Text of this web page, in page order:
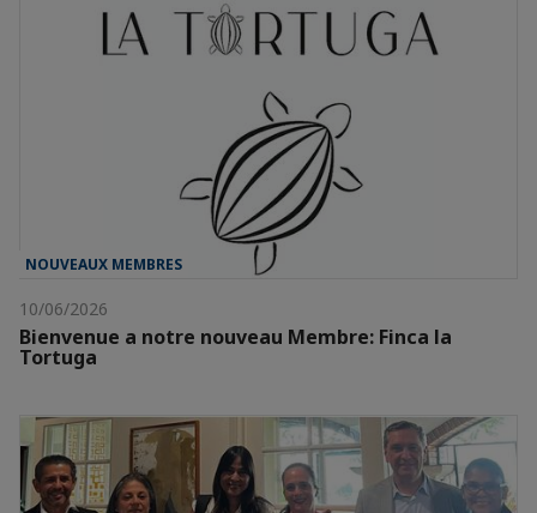
NOUVEAUX MEMBRES
10/06/2026
Bienvenue a notre nouveau Membre: Finca la
Tortuga